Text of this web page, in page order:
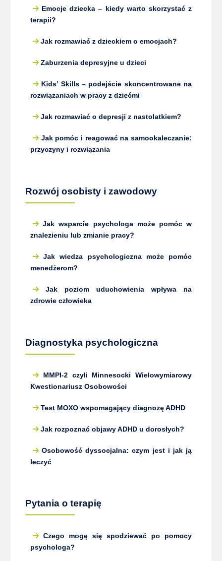
Emocje dziecka – kiedy warto skorzystać z
terapii?
Jak rozmawiać z dzieckiem o emocjach?
Zaburzenia depresyjne u dzieci
Kids’ Skills – podejście skoncentrowane na
rozwiązaniach w pracy z dziećmi
Jak rozmawiać o depresji z nastolatkiem?
Jak pomóc i reagować na samookaleczanie:
przyczyny i rozwiązania
Rozwój osobisty i zawodowy
Jak wsparcie psychologa może pomóc w
znalezieniu lub zmianie pracy?
Jak wiedza psychologiczna może pomóc
menedżerom?
Jak poziom uduchowienia wpływa na
zdrowie człowieka
Diagnostyka psychologiczna
MMPI-2 czyli Minnesocki Wielowymiarowy
Kwestionariusz Osobowości
Test MOXO wspomagający diagnozę ADHD
Jak rozpoznać objawy ADHD u dorosłych?
Osobowość dyssocjalna: czym jest i jak ją
leczyć
Pytania o terapię
Czego mogę się spodziewać po pomocy
psychologa?